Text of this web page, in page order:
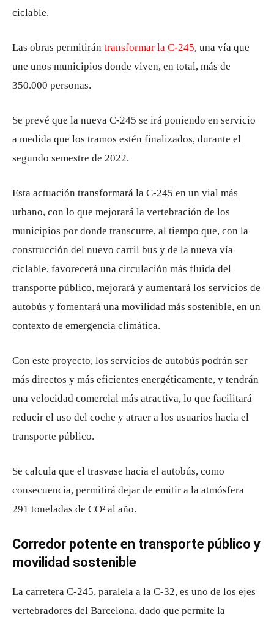
ciclable.
Las obras permitirán transformar la C-245, una vía que
une unos municipios donde viven, en total, más de
350.000 personas.
Se prevé que la nueva C-245 se irá poniendo en servicio
a medida que los tramos estén finalizados, durante el
segundo semestre de 2022.
Esta actuación transformará la C-245 en un vial más
urbano, con lo que mejorará la vertebración de los
municipios por donde transcurre, al tiempo que, con la
construcción del nuevo carril bus y de la nueva vía
ciclable, favorecerá una circulación más fluida del
transporte público, mejorará y aumentará los servicios de
autobús y fomentará una movilidad más sostenible, en un
contexto de emergencia climática.
Con este proyecto, los servicios de autobús podrán ser
más directos y más eficientes energéticamente, y tendrán
una velocidad comercial más atractiva, lo que facilitará
reducir el uso del coche y atraer a los usuarios hacia el
transporte público.
Se calcula que el trasvase hacia el autobús, como
consecuencia, permitirá dejar de emitir a la atmósfera
291 toneladas de CO² al año.
Corredor potente en transporte público y
movilidad sostenible
La carretera C-245, paralela a la C-32, es uno de los ejes
vertebradores del Barcelona, dado que permite la